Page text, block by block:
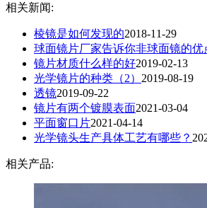
相关新闻:
棱镜是如何发现的2018-11-29
球面镜片厂家告诉你非球面镜的优
镜片材质什么样的好2019-02-13
光学镜片的种类（2） 2019-08-19
透镜2019-09-22
镜片有两个镀膜表面2021-03-04
平面窗口片2021-04-14
光学镜头生产具体工艺有哪些？
相关产品: